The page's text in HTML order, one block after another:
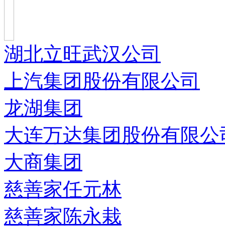
湖北立旺武汉公司
上汽集团股份有限公司
龙湖集团
大连万达集团股份有限公
大商集团
慈善家任元林
慈善家陈永栽